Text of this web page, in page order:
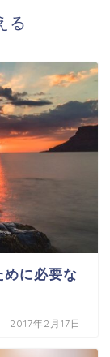
る
めに必要な
2017年2月17日